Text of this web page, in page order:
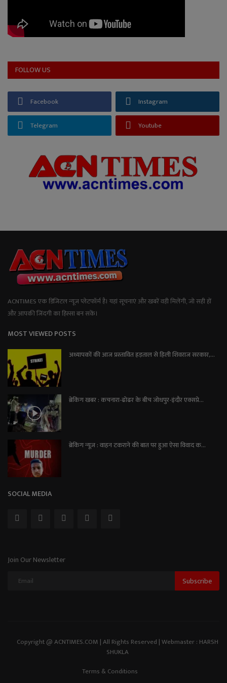
FOLLOW US
Facebook Instagram
Telegram Youtube
ACNTIMES एक डिजिटल न्यूज प्लेटफॉर्म है। यहां सूचनाएं और खबरें वही मिलेंगी, जो सही हों
और आपकी जिंदगी का हिस्सा बन सकें।
MOST VIEWED POSTS
अध्यापकों की आज प्रस्तावित हड़ताल से हिली शिवराज सरकार,...
ब्रेकिंग खबर : कचनारा-ढोढर के बीच जोधपुर-इंदौर एक्सप्रे...
ब्रेकिंग न्यूज़ : वाहन टकराने की बात पर हुआ ऐसा विवाद क...
SOCIAL MEDIA
Join Our Newsletter
Subscribe
Copyright @ ACNTIMES.COM | All Rights Reserved | Webmaster : HARSH
SHUKLA
Terms & Conditions